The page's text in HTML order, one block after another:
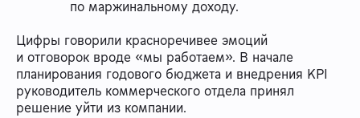
по маржинальному доходу.
Цифры говорили красноречивее эмоций
и отговорок вроде «мы работаем». В начале
планирования годового бюджета и внедрения KPI
руководитель коммерческого отдела принял
решение уйти из компании.